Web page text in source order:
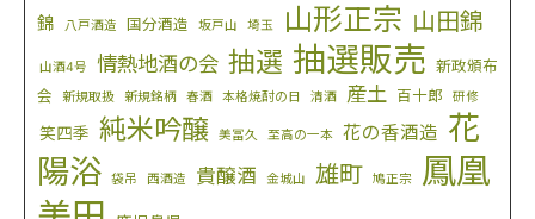
錦
八戸酒造 国分酒造 坂戸山 埼玉 山形正宗 山田錦
山酒4号 情熱地酒の会 抽選 抽選販売 新政頒布
会
新規取扱 新規銘柄 春酒 本格焼酎の日 清酒 産土 百十郎 研修
笑四季 純米吟醸 美冨久 至高の一本 花の香酒造 花
陽浴
袋吊 西酒造 貴醸酒 金城山 雄町 鳩正宗
鳳凰